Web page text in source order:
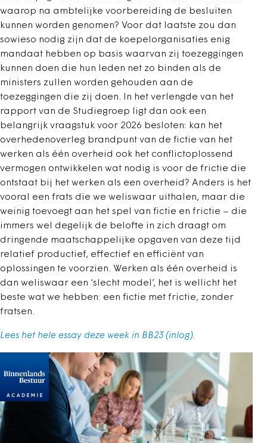
waarop na ambtelijke voorbereiding de besluiten
kunnen worden genomen? Voor dat laatste zou dan
sowieso nodig zijn dat de koepelorganisaties enig
mandaat hebben op basis waarvan zij toezeggingen
kunnen doen die hun leden net zo binden als de
ministers zullen worden gehouden aan de
toezeggingen die zij doen. In het verlengde van het
rapport van de Studiegroep ligt dan ook een
belangrijk vraagstuk voor 2026 besloten: kan het
overhedenoverleg brandpunt van de fictie van het
werken als één overheid ook het conflictoplossend
vermogen ontwikkelen wat nodig is voor de frictie die
ontstaat bij het werken als een overheid? Anders is het
vooral een frats die we weliswaar uithalen, maar die
weinig toevoegt aan het spel van fictie en frictie – die
immers wel degelijk de belofte in zich draagt om
dringende maatschappelijke opgaven van deze tijd
relatief productief, effectief en efficiënt van
oplossingen te voorzien. Werken als één overheid is
dan weliswaar een ‘slecht model’, het is wellicht het
beste wat we hebben: een fictie met frictie, zonder
fratsen.
Lees het hele essay deze week in BB23 (inlog).